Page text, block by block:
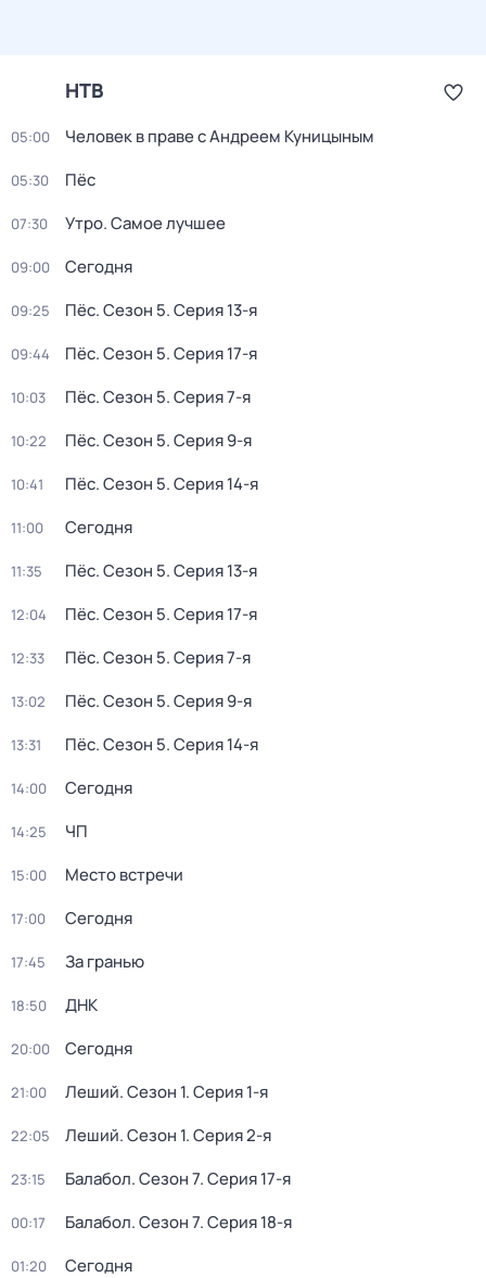
НТВ
05:00 Человек в праве с Андреем Куницыным
05:30 Пёс
07:30 Утро. Самое лучшее
09:00 Сегодня
09:25 Пёс. Сезон 5. Серия 13-я
09:44 Пёс. Сезон 5. Серия 17-я
10:03 Пёс. Сезон 5. Серия 7-я
10:22 Пёс. Сезон 5. Серия 9-я
10:41 Пёс. Сезон 5. Серия 14-я
11:00 Сегодня
11:35 Пёс. Сезон 5. Серия 13-я
12:04 Пёс. Сезон 5. Серия 17-я
12:33 Пёс. Сезон 5. Серия 7-я
13:02 Пёс. Сезон 5. Серия 9-я
13:31 Пёс. Сезон 5. Серия 14-я
14:00 Сегодня
14:25 ЧП
15:00 Место встречи
17:00 Сегодня
17:45 За гранью
18:50 ДНК
20:00 Сегодня
21:00 Леший. Сезон 1. Серия 1-я
22:05 Леший. Сезон 1. Серия 2-я
23:15 Балабол. Сезон 7. Серия 17-я
00:17 Балабол. Сезон 7. Серия 18-я
01:20 Сегодня